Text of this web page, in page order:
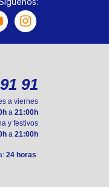
91
a viernes
a 21:00h
y festivos
a 21:00h
24 horas